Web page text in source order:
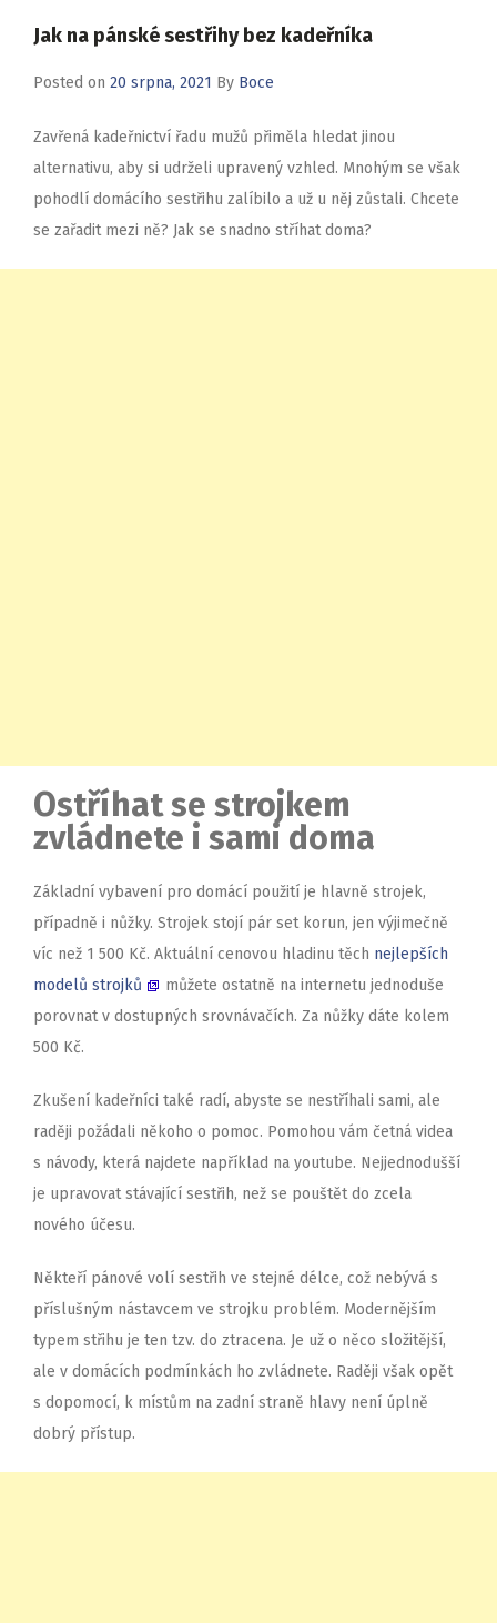
Jak na pánské sestřihy bez kadeřníka
Posted on 20 srpna, 2021 By Boce
Zavřená kadeřnictví řadu mužů přiměla hledat jinou
alternativu, aby si udrželi upravený vzhled. Mnohým se však
pohodlí domácího sestřihu zalíbilo a už u něj zůstali. Chcete
se zařadit mezi ně? Jak se snadno stříhat doma?
Ostříhat se strojkem
zvládnete i sami doma
Základní vybavení pro domácí použití je hlavně strojek,
případně i nůžky. Strojek stojí pár set korun, jen výjimečně
víc než 1 500 Kč. Aktuální cenovou hladinu těch nejlepších
modelů strojků
můžete ostatně na internetu jednoduše
porovnat v dostupných srovnávačích. Za nůžky dáte kolem
500 Kč.
Zkušení kadeřníci také radí, abyste se nestříhali sami, ale
raději požádali někoho o pomoc. Pomohou vám četná videa
s návody, která najdete například na youtube. Nejjednodušší
je upravovat stávající sestřih, než se pouštět do zcela
nového účesu.
Někteří pánové volí sestřih ve stejné délce, což nebývá s
příslušným nástavcem ve strojku problém. Modernějším
typem střihu je ten tzv. do ztracena. Je už o něco složitější,
ale v domácích podmínkách ho zvládnete. Raději však opět
s dopomocí, k místům na zadní straně hlavy není úplně
dobrý přístup.